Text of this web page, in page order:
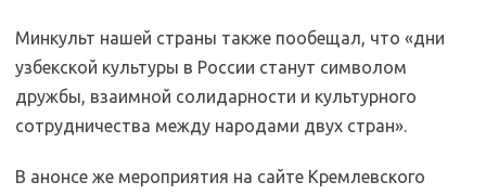
Минкульт нашей страны также пообещал, что «дни
узбекской культуры в России станут символом
дружбы, взаимной солидарности и культурного
сотрудничества между народами двух стран».
В анонсе же мероприятия на сайте Кремлевского